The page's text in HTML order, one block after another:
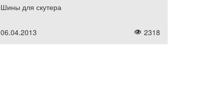
Шины для скутера
06.04.2013 2318